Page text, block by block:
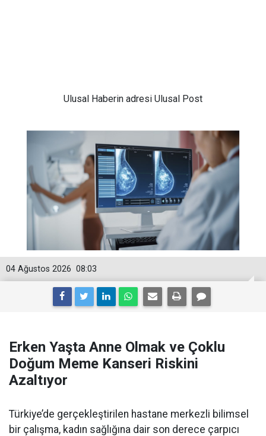
Ulusal Haberin adresi Ulusal Post
08:03
04 Ağustos 2026
Erken Yaşta Anne Olmak ve Çoklu
Doğum Meme Kanseri Riskini
Azaltıyor
Türkiye’de gerçekleştirilen hastane merkezli bilimsel
bir çalışma, kadın sağlığına dair son derece çarpıcı